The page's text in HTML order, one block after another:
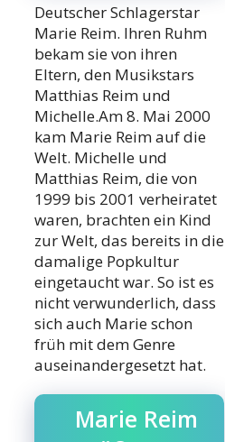
Deutscher Schlagerstar
Marie Reim. Ihren Ruhm
bekam sie von ihren
Eltern, den Musikstars
Matthias Reim und
Michelle.Am 8. Mai 2000
kam Marie Reim auf die
Welt. Michelle und
Matthias Reim, die von
1999 bis 2001 verheiratet
waren, brachten ein Kind
zur Welt, das bereits in die
damalige Popkultur
eingetaucht war. So ist es
nicht verwunderlich, dass
sich auch Marie schon
früh mit dem Genre
auseinandergesetzt hat.
Marie Reim